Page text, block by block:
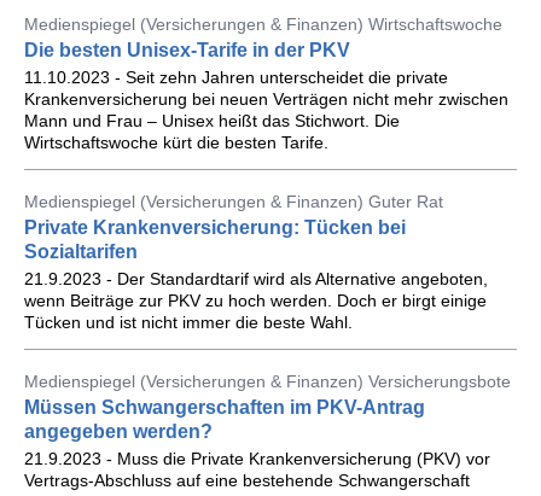
Medienspiegel (Versicherungen & Finanzen) Wirtschaftswoche
Die besten Unisex-Tarife in der PKV
11.10.2023 - Seit zehn Jahren unterscheidet die private
Krankenversicherung bei neuen Verträgen nicht mehr zwischen
Mann und Frau – Unisex heißt das Stichwort. Die
Wirtschaftswoche kürt die besten Tarife.
Medienspiegel (Versicherungen & Finanzen) Guter Rat
Private Krankenversicherung: Tücken bei
Sozialtarifen
21.9.2023 - Der Standardtarif wird als Alternative angeboten,
wenn Beiträge zur PKV zu hoch werden. Doch er birgt einige
Tücken und ist nicht immer die beste Wahl.
Medienspiegel (Versicherungen & Finanzen) Versicherungsbote
Müssen Schwangerschaften im PKV-Antrag
angegeben werden?
21.9.2023 - Muss die Private Krankenversicherung (PKV) vor
Vertrags-Abschluss auf eine bestehende Schwangerschaft